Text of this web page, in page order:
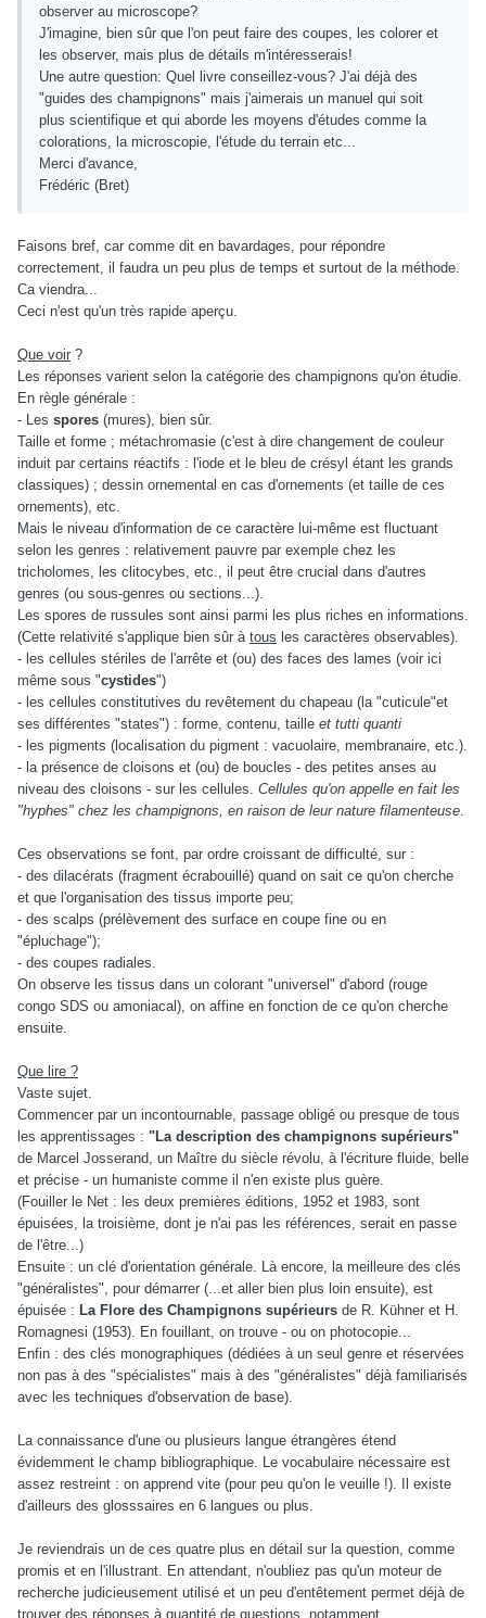
observer au microscope?
J'imagine, bien sûr que l'on peut faire des coupes, les colorer et
les observer, mais plus de détails m'intéresserais!
Une autre question: Quel livre conseillez-vous? J'ai déjà des
"guides des champignons" mais j'aimerais un manuel qui soit
plus scientifique et qui aborde les moyens d'études comme la
colorations, la microscopie, l'étude du terrain etc...
Merci d'avance,
Frédéric (Bret)
Faisons bref, car comme dit en bavardages, pour répondre
correctement, il faudra un peu plus de temps et surtout de la méthode.
Ca viendra...
Ceci n'est qu'un très rapide aperçu.
Que voir ?
Les réponses varient selon la catégorie des champignons qu'on étudie.
En règle générale :
- Les spores (mures), bien sûr.
Taille et forme ; métachromasie (c'est à dire changement de couleur
induit par certains réactifs : l'iode et le bleu de crésyl étant les grands
classiques) ; dessin ornemental en cas d'ornements (et taille de ces
ornements), etc.
Mais le niveau d'information de ce caractère lui-même est fluctuant
selon les genres : relativement pauvre par exemple chez les
tricholomes, les clitocybes, etc., il peut être crucial dans d'autres
genres (ou sous-genres ou sections...).
Les spores de russules sont ainsi parmi les plus riches en informations.
(Cette relativité s'applique bien sûr à tous les caractères observables).
- les cellules stériles de l'arrête et (ou) des faces des lames (voir ici
même sous "cystides")
- les cellules constitutives du revêtement du chapeau (la "cuticule"et
ses différentes "states") : forme, contenu, taille et tutti quanti
- les pigments (localisation du pigment : vacuolaire, membranaire, etc.).
- la présence de cloisons et (ou) de boucles - des petites anses au
niveau des cloisons - sur les cellules. Cellules qu'on appelle en fait les
"hyphes" chez les champignons, en raison de leur nature filamenteuse.
Ces observations se font, par ordre croissant de difficulté, sur :
- des dilacérats (fragment écrabouillé) quand on sait ce qu'on cherche
et que l'organisation des tissus importe peu;
- des scalps (prélèvement des surface en coupe fine ou en
"épluchage");
- des coupes radiales.
On observe les tissus dans un colorant "universel" d'abord (rouge
congo SDS ou amoniacal), on affine en fonction de ce qu'on cherche
ensuite.
Que lire ?
Vaste sujet.
Commencer par un incontournable, passage obligé ou presque de tous
les apprentissages : "La description des champignons supérieurs"
de Marcel Josserand, un Maître du siècle révolu, à l'écriture fluide, belle
et précise - un humaniste comme il n'en existe plus guère.
(Fouiller le Net : les deux premières éditions, 1952 et 1983, sont
épuisées, la troisième, dont je n'ai pas les références, serait en passe
de l'être...)
Ensuite : un clé d'orientation générale. Là encore, la meilleure des clés
"généralistes", pour démarrer (...et aller bien plus loin ensuite), est
épuisée : La Flore des Champignons supérieurs de R. Kühner et H.
Romagnesi (1953). En fouillant, on trouve - ou on photocopie...
Enfin : des clés monographiques (dédiées à un seul genre et réservées
non pas à des "spécialistes" mais à des "généralistes" déjà familiarisés
avec les techniques d'observation de base).
La connaissance d'une ou plusieurs langue étrangères étend
évidemment le champ bibliographique. Le vocabulaire nécessaire est
assez restreint : on apprend vite (pour peu qu'on le veuille !). Il existe
d'ailleurs des glosssaires en 6 langues ou plus.
Je reviendrais un de ces quatre plus en détail sur la question, comme
promis et en l'illustrant. En attendant, n'oubliez pas qu'un moteur de
recherche judicieusement utilisé et un peu d'entêtement permet déjà de
trouver des réponses à quantité de questions, notamment